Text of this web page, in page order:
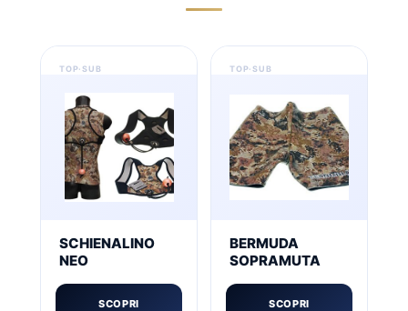
SCHIENALINO
NEO
SCOPRI
BERMUDA
SOPRAMUTA
SCOPRI